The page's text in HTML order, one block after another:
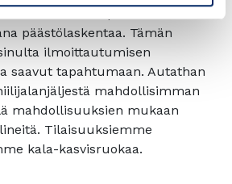
päästölaskentaa. Tämän
ilmoittautumisen
saavut tapahtumaan. Autathan
mahdollisimman
mahdollisuuksien mukaan
Tilaisuuksiemme
kala-kasvisruokaa.